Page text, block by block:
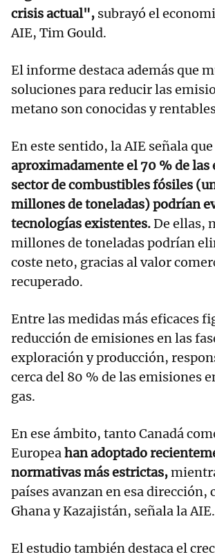
crisis actual", subrayó el
AIE, Tim Gould.
El informe destaca además que
soluciones para reducir las
metano son conocidas y
En este sentido, la AIE señala que
aproximadamente el 70 % de las
sector de combustibles fósiles
millones de toneladas) podrían
tecnologías existentes.De ellas,
millones de toneladas podrían
coste neto, gracias al valor
recuperado.
Entre las medidas más eficaces
reducción de emisiones en las
exploración y producción,
cerca del 80 % de las emisiones
gas.
En ese ámbito, tanto Canadá
Europeahan adoptado
normativas más estrictas,
países avanzan en esa dirección,
Ghana y Kazajistán, señala la AIE.
El estudio también destaca el